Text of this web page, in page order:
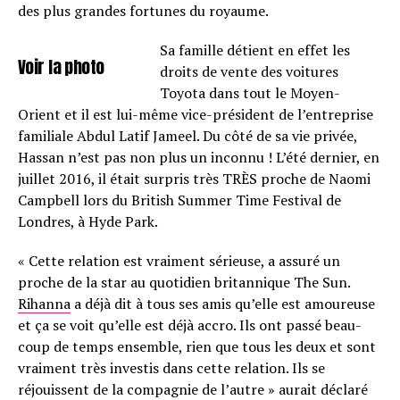
des plus grandes fortunes du royaume.
Voir la photo
Sa famille détient en effet les
droits de vente des voitures
Toyota dans tout le Moyen-
Orient et il est lui-même vice-président de l’en­tre­prise
fami­liale Abdul Latif Jameel. Du côté de sa vie privée,
Hassan n’est pas non plus un inconnu ! L’été dernier, en
juillet 2016, il était surpris très TRÈS proche de Naomi
Camp­bell lors du British Summer Time Festi­val de
Londres, à Hyde Park.
« Cette rela­tion est vrai­ment sérieuse, a assuré un
proche de la star au quoti­dien britan­nique The Sun.
Rihanna a déjà dit à tous ses amis qu’elle est amou­reuse
et ça se voit qu’elle est déjà accro. Ils ont passé beau­
coup de temps ensemble, rien que tous les deux et sont
vrai­ment très inves­tis dans cette rela­tion. Ils se
réjouissent de la compa­gnie de l’autre » aurait déclaré